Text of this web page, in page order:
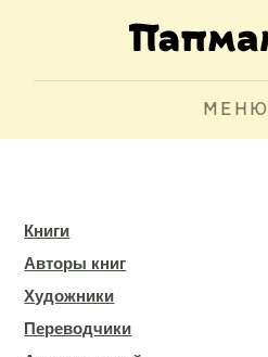
МЕНЮ
Книги
Авторы книг
Художники
Переводчики